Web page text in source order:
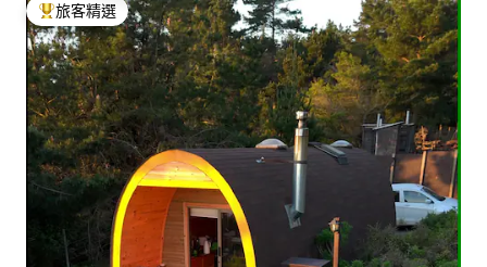
旅客精選榜首
旅客精選